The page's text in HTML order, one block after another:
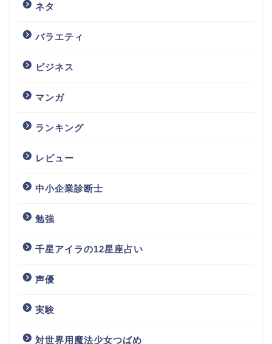
ネタ
バラエティ
ビジネス
マンガ
ランキング
レビュー
中小企業診断士
勉強
千星アイラの12星座占い
声優
実験
対世界用魔法少女つばめ